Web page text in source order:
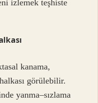
izlemek teşhiste
kanama,
görülebilir.
yanma–sızlama